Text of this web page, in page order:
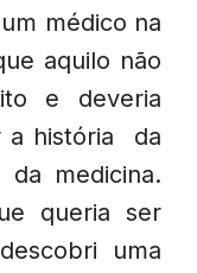
médico na
aquilo não
e deveria
a história da
medicina.
queria ser
uma